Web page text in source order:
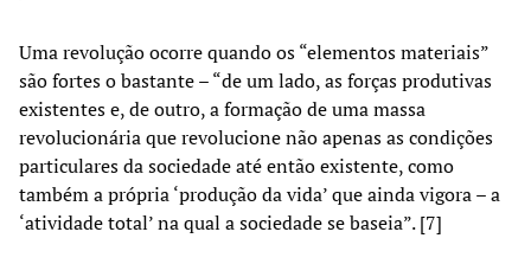
Uma revolução ocorre quando os “elementos materiais”
são fortes o bastante – “de um lado, as forças produtivas
existentes e, de outro, a formação de uma massa
revolucionária que revolucione não apenas as condições
particulares da sociedade até então existente, como
também a própria ‘produção da vida’ que ainda vigora – a
‘atividade total’ na qual a sociedade se baseia”. [7]